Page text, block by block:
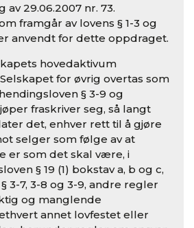
29.06.2007 nr. 73.
framgår av lovens § 1-3 og
anvendt for dette oppdraget.
hovedaktivum
for øvrig overtas som
§ 3-9 og
fraskriver seg, så langt
det, enhver rett til å gjøre
selger som følge av at
er som det skal være, i
§ 19 (1) bokstav a, b og c,
3-7, 3-8 og 3-9, andre regler
og manglende
annet lovfestet eller